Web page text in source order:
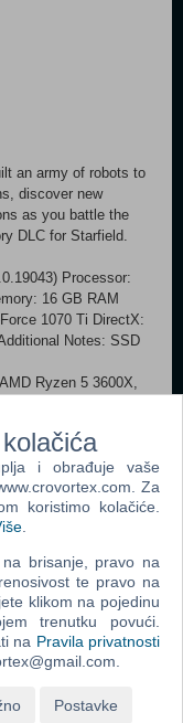
an army of robots to
discover new
as you battle the
DLC for Starfield.
Processor:
16 GB RAM
1070 Ti DirectX:
Notes: SSD
Ryzen 5 3600X,
available space
(PC)
i obrađuje vaše
Za
koristimo kolačiće.
brisanje, pravo na
te pravo na
klikom na pojedinu
trenutku povući.
na Pravila privatnosti
Postavke